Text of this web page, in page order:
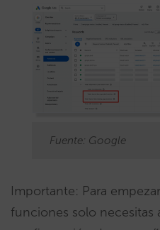
Fuente: Google
Importante: Para
funciones solo necesitas